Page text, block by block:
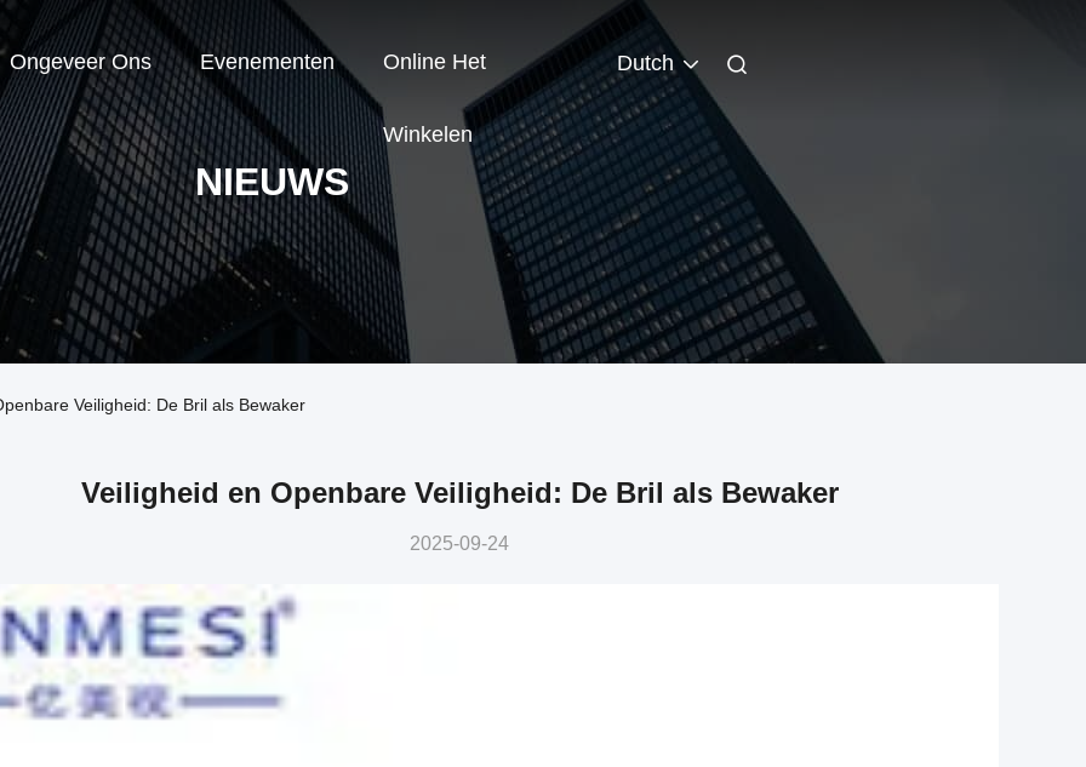
Ongeveer Ons Evenementen Online Het
Winkelen
Dutch
NIEUWS
Veiligheid: De Bril als Bewaker
Veiligheid en Openbare Veiligheid: De Bril als Bewaker
2025-09-24